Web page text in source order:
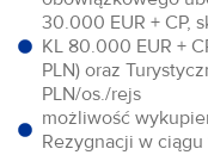
30.000 EUR + CP,
KL 80.000 EUR +
PLN) oraz
PLN/os./rejs
możliwość
Rezygnacji w